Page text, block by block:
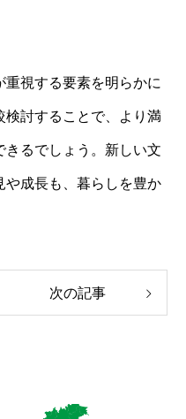
視する要素を明らかに
検討することで、より満
きるでしょう。新しい文
や成長も、暮らしを豊か
次の記事